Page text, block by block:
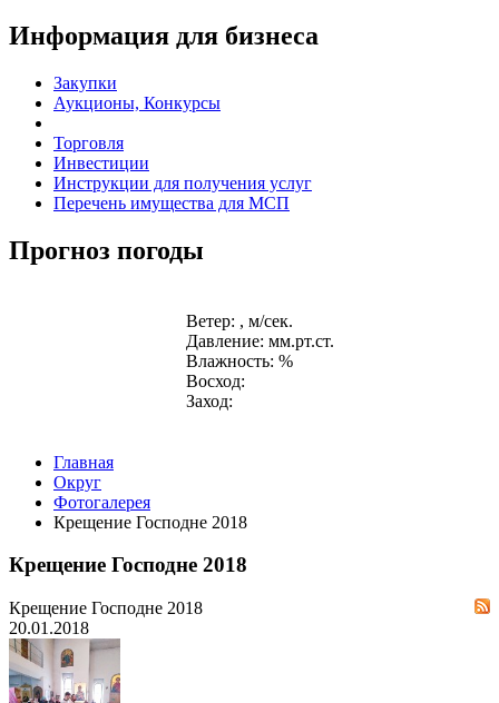
Информация для бизнеса
Закупки
Аукционы, Конкурсы
Торговля
Инвестиции
Инструкции для получения услуг
Перечень имущества для МСП
Прогноз погоды
Ветер: , м/сек.
Давление: мм.рт.ст.
Влажность: %
Восход:
Заход:
Главная
Округ
Фотогалерея
Крещение Господне 2018
Крещение Господне 2018
Крещение Господне 2018
20.01.2018